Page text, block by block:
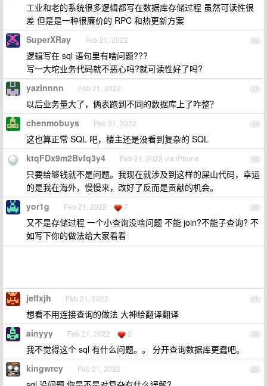
工业和老的系统很多逻辑都写在数据库存储过程 虽然可读性很
差 但是是一种很廉价的 RPC 和热更新方案
16
SuperXRay Feb 21, 2022
逻辑写在 sql 语句里有啥问题???
写一大坨业务代码就不恶心吗?就可读性好了吗?
17
yazinnnn Feb 21, 2022
以后业务量大了，俩表跑到不同的数据库上了咋整？
18
chenmobuys Feb 21, 2022
这也算正常 SQL 吧，楼主还是没看到复杂的 SQL
19
ktqFDx9m2Bvfq3y4 Feb 21, 2022 via iPhone
只要给够钱就不是问题。我现在就涉及到这样的屎山代码，幸运
的是我在海外，慢慢来，改好了反而是贡献的机会。
20
yor1g Feb 21, 2022 7
又不是存储过程 一个小查询没啥问题 不能 join?不能子查询? 不
如写下你的做法给大家看看
21
jeffxjh Feb 21, 2022
想看不用连接查询的做法 大神给翻译翻译
22
ainyyy Feb 21, 2022 2
我不觉得这个 sql 有什么问题。。 分开查询数据库更蠢吧。
23
kingwrcy Feb 21, 2022